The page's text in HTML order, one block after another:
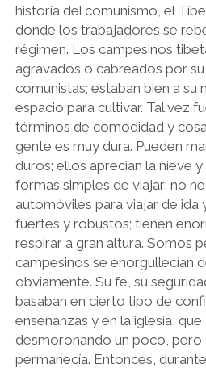
historia del comunismo, el
donde los trabajadores se
régimen. Los campesinos
agravados o cabreados por
comunistas; estaban bien a su
espacio para cultivar. Tal vez
términos de comodidad y
gente es muy dura. Pueden
duros; ellos aprecian la nieve
formas simples de viajar; no
automóviles para viajar de ida
fuertes y robustos; tienen
respirar a gran altura. Somos
campesinos se enorgullecían
obviamente. Su fe, su
basaban en cierto tipo de
enseñanzas y en la iglesia,
desmoronando un poco, pero
permanecía. Entonces,